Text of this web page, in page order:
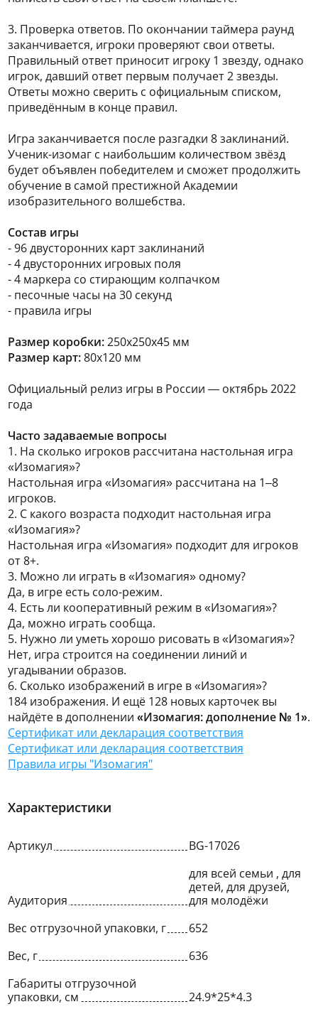
3. Проверка ответов. По окончании таймера раунд
заканчивается, игроки проверяют свои ответы.
Правильный ответ приносит игроку 1 звезду, однако
игрок, давший ответ первым получает 2 звезды.
Ответы можно сверить с официальным списком,
приведённым в конце правил.
Игра заканчивается после разгадки 8 заклинаний.
Ученик-изомаг с наибольшим количеством звёзд
будет объявлен победителем и сможет продолжить
обучение в самой престижной Академии
изобразительного волшебства.
Состав игры
- 96 двусторонних карт заклинаний
- 4 двусторонних игровых поля
- 4 маркера со стирающим колпачком
- песочные часы на 30 секунд
- правила игры
Размер коробки:250x250x45 мм
Размер карт:80х120 мм
Официальный релиз игры в России — октябрь 2022
года
Часто задаваемые вопросы
1. На сколько игроков рассчитана настольная игра
«Изомагия»?
Настольная игра «Изомагия» рассчитана на 1–8
игроков.
2. С какого возраста подходит настольная игра
«Изомагия»?
Настольная игра «Изомагия» подходит для игроков
от 8+.
3. Можно ли играть в «Изомагия» одному?
Да, в игре есть соло-режим.
4. Есть ли кооперативный режим в «Изомагия»?
Да, можно играть сообща.
5. Нужно ли уметь хорошо рисовать в «Изомагия»?
Нет, игра строится на соединении линий и
угадывании образов.
6. Сколько изображений в игре в «Изомагия»?
184 изображения. И ещё 128 новых карточек вы
найдёте в дополнении «Изомагия: дополнение № 1».
Сертификат или декларация соответствия
Сертификат или декларация соответствия
Правила игры "Изомагия"
Характеристики
Артикул BG-17026
Аудитория
для всей семьи , для
детей, для друзей,
для молодёжи
Вес отгрузочной упаковки, г
652
Вес, г
636
Габариты отгрузочной
упаковки, см
24.9*25*4.3